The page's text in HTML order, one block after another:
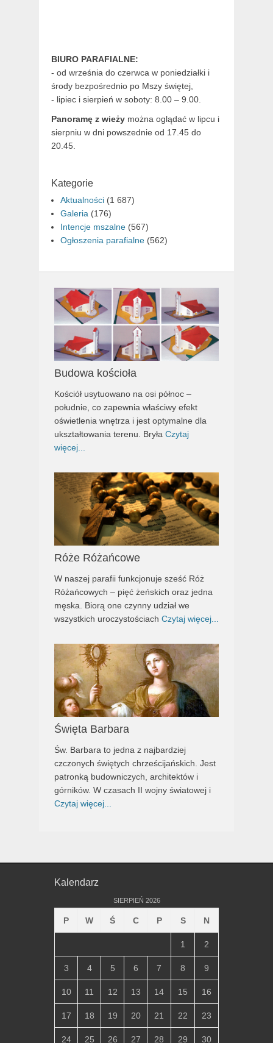
BIURO PARAFIALNE:
- od września do czerwca w poniedziałki i
środy bezpośrednio po Mszy świętej,
- lipiec i sierpień w soboty: 8.00 – 9.00.
Panoramę z wieży można oglądać w lipcu i
sierpniu w dni powszednie od 17.45 do
20.45.
Kategorie
Aktualności (1 687)
Galeria (176)
Intencje mszalne (567)
Ogłoszenia parafialne (562)
Budowa kościoła
Kościół usytuowano na osi północ –
południe, co zapewnia właściwy efekt
oświetlenia wnętrza i jest optymalne dla
ukształtowania terenu. Bryła Czytaj
więcej...
Róże Różańcowe
W naszej parafii funkcjonuje sześć Róż
Różańcowych – pięć żeńskich oraz jedna
męska. Biorą one czynny udział we
wszystkich uroczystościach Czytaj więcej...
Święta Barbara
Św. Barbara to jedna z najbardziej
czczonych świętych chrześcijańskich. Jest
patronką budowniczych, architektów i
górników. W czasach II wojny światowej i
Czytaj więcej...
Kalendarz
SIERPIEŃ 2026
P W Ś C P S N
1 2
3 4 5 6 7 8 9
10 11 12 13 14 15 16
17 18 19 20 21 22 23
24 25 26 27 28 29 30